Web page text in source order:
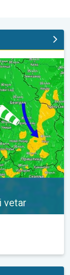
poneki pljusak. . .
vetar